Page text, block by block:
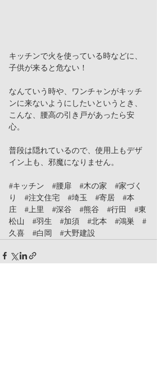
キッチンで火を使っている時などに、
子供が来ると危ない！
なんていう時や、ワンチャンがキッチ
ンに来ないようにしたいというとき、
こんな、腰高の引き戸があったら安
心。
普段は隠れているので、使用上もデザ
イン上も、邪魔になりません。
#キッチン #腰扉 #木の家
#家づく
り
#注文住宅 #埼玉 #寄居
#本
庄
#上里 #深谷 #熊谷 #行田
#東
松山
#羽生 #加須 #北本 #鴻巣
#
久喜
#白岡 #大野建設